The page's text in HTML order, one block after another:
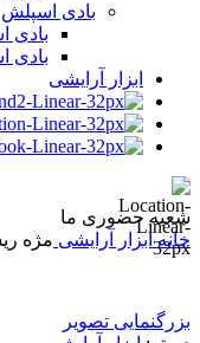
بادی اسپلش
بادی
بادی
ابزار آرایشی
شعبه حضوری ما
خانهابزار آرایشی مژه
بزرگنمایی تصویر